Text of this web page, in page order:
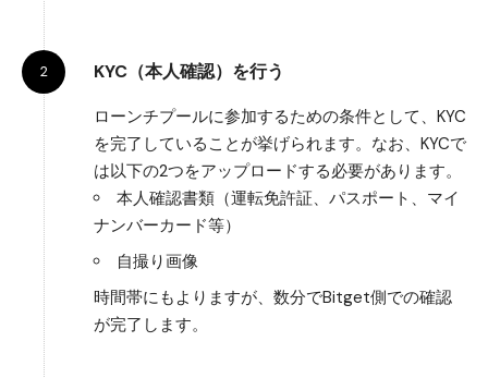
KYC（本人確認）を行う
ローンチプールに参加するための条件として、KYC
を完了していることが挙げられます。なお、KYCで
は以下の2つをアップロードする必要があります。
本人確認書類（運転免許証、パスポート、マイ
ナンバーカード等）
自撮り画像
時間帯にもよりますが、数分でBitget側での確認
が完了します。